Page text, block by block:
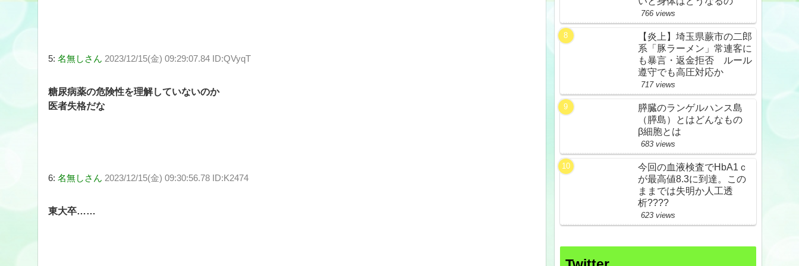
5: 名無しさん 2023/12/15(金) 09:29:07.84 ID:QVyqT
糖尿病薬の危険性を理解していないのか
医者失格だな
6: 名無しさん 2023/12/15(金) 09:30:56.78 ID:K2474
東大卒……
766 views
【炎上】埼玉県蕨市の二郎
系「豚ラーメン」常連客に
も暴言・返金拒否 ルール
遵守でも高圧対応か
717 views
膵臓のランゲルハンス島
（膵島）とはどんなもの
β細胞とは
683 views
今回の血液検査でHbA1ｃ
が最高値8.3に到達。この
ままでは失明か人工透
析????
623 views